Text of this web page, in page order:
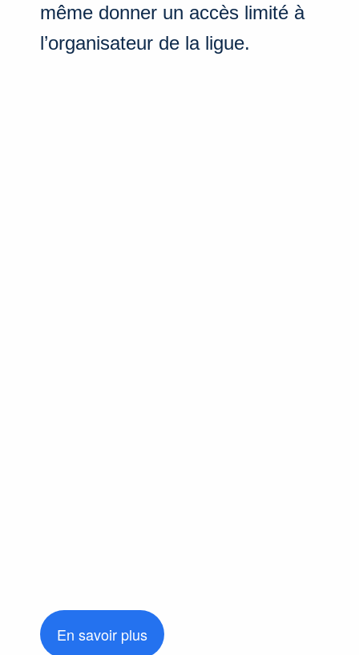
même donner un accès limité à
l’organisateur de la ligue.
En savoir plus